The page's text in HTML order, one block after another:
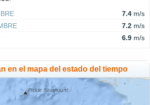
7.4 m/s
7.2 m/s
6.9 m/s
en el mapa del estado del tiempo